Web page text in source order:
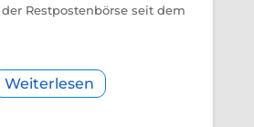
Restpostenbörse seit dem
Weiterlesen